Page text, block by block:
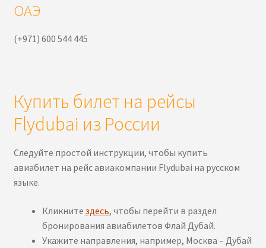
ОАЭ
(+971) 600 544 445
Купить билет на рейсы
Flydubai из России
Следуйте простой инструкции, чтобы купить
авиабилет на рейс авиакомпании Flydubai на русском
языке.
Кликните здесь, чтобы перейти в раздел
бронирования авиабилетов Флай Дубай.
Укажите направления, например, Москва – Дубай